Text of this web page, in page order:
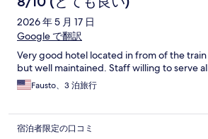
2026 年 5 月 17 日
Google で翻訳
Very good hotel located in from of the
but well maintained. Staff willing to serve
Fausto、3 泊旅行
宿泊者限定の口コミ